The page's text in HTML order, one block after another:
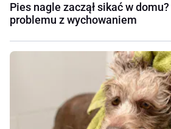
Pies nagle zaczął sikać w
problemu z wychowaniem